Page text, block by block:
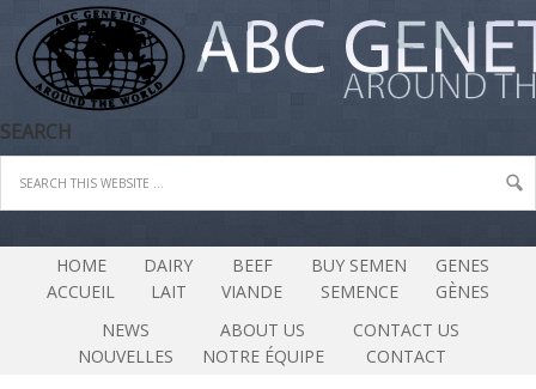
SEARCH
HOME
ACCUEIL
DAIRY
LAIT
BEEF
VIANDE
BUY SEMEN
SEMENCE
GENES
GÈNES
NEWS
NOUVELLES
ABOUT US
NOTRE ÉQUIPE
CONTACT US
CONTACT